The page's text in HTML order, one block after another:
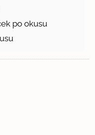
po okusu